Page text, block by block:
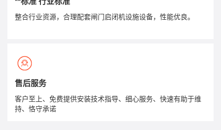
整合行业资源，合理配套闸门启闭机设施设备，性能优良。
售后服务
客户至上、免费提供安装技术指导、细心服务、快速有助于维
持、恪守承诺